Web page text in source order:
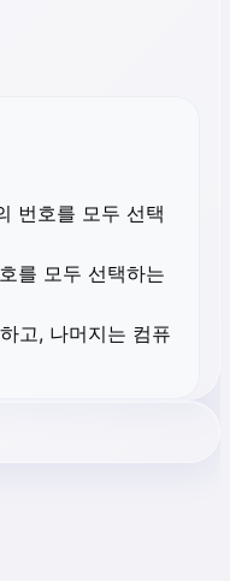
번호를 모두 선택
를 모두 선택하는
고, 나머지는 컴퓨